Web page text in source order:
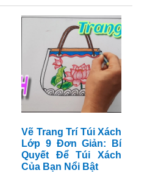
Vẽ Trang Trí Túi Xách
Lớp 9 Đơn Giản: Bí
Quyết Để Túi Xách
Của Bạn Nổi Bật